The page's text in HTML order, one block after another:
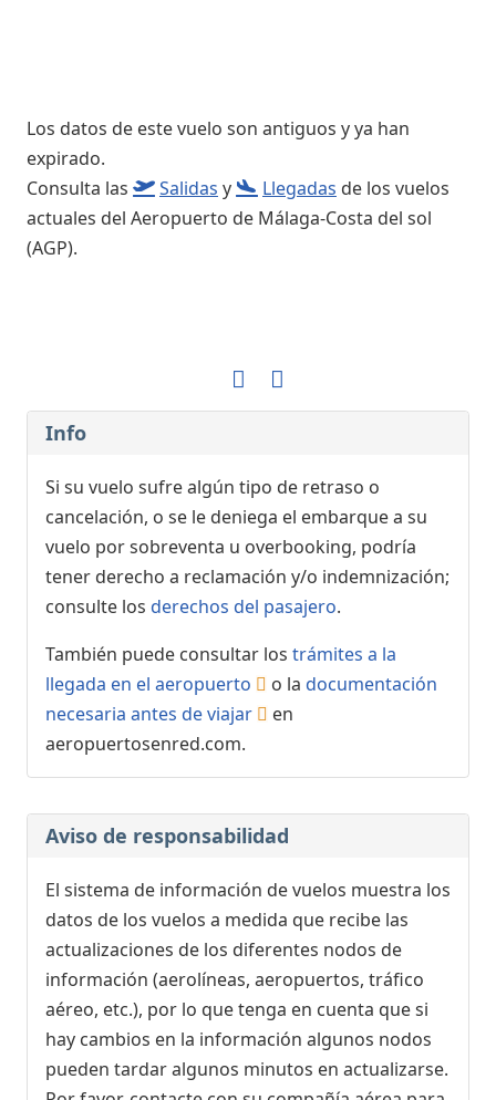
Los datos de este vuelo son antiguos y ya han
expirado.
Consulta las
Salidas y Llegadas de los vuelos
actuales del Aeropuerto de Málaga-Costa del sol
(AGP).
Info
Si su vuelo sufre algún tipo de retraso o
cancelación, o se le deniega el embarque a su
vuelo por sobreventa u overbooking, podría
tener derecho a reclamación y/o indemnización;
consulte los derechos del pasajero.
También puede consultar los trámites a la
llegada en el aeropuerto
o la documentación
necesaria antes de viajar
en
aeropuertosenred.com.
Aviso de responsabilidad
El sistema de información de vuelos muestra los
datos de los vuelos a medida que recibe las
actualizaciones de los diferentes nodos de
información (aerolíneas, aeropuertos, tráfico
aéreo, etc.), por lo que tenga en cuenta que si
hay cambios en la información algunos nodos
pueden tardar algunos minutos en actualizarse.